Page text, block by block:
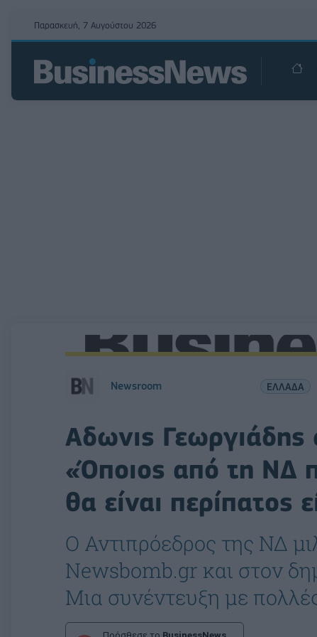
Παρασκευή, 7 Αυγούστου 2026
Newsroom ΕΛΛΑΔΑ
Αδωνις
«Όποιος από τη ΝΔ
θα είναι περίπατος
Ο Αντιπρόεδρος της ΝΔ
Newsbomb.gr και στον
Μια συνέντευξη με